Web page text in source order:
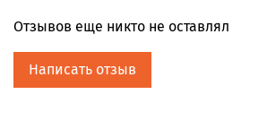
Отзывов еще никто не оставлял
Написать отзыв